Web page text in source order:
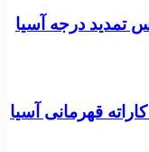
تمدید درجه آسیا
قهرمانی آسیا